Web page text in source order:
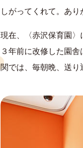
しがってくれて。あり
現在、〈赤沢保育園〉
３年前に改修した園
関では、毎朝晩、送り